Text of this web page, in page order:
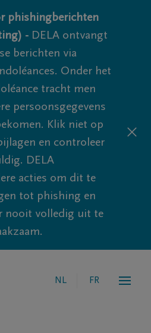
phishingberichten
- DELA ontvangt
berichten via
Onder het
tracht men
persoonsgegevens
Klik niet op
en controleer
DELA
acties om dit te
tot phishing en
nooit volledig uit te
NL FR